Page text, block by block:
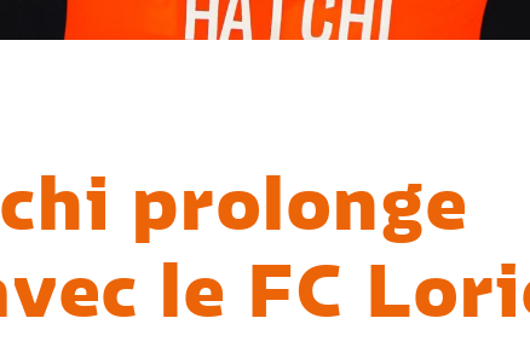
prolonge
le FC